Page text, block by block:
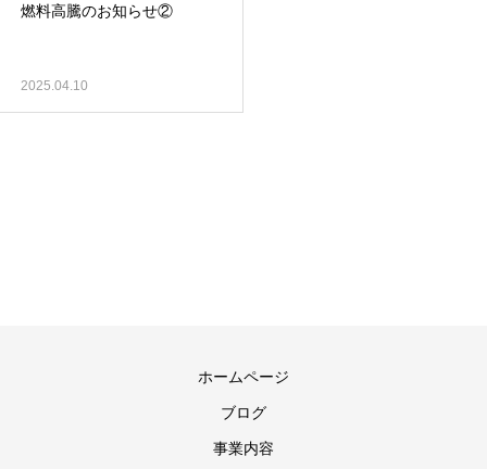
燃料高騰のお知らせ②
2025.04.10
ホームページ
ブログ
事業内容